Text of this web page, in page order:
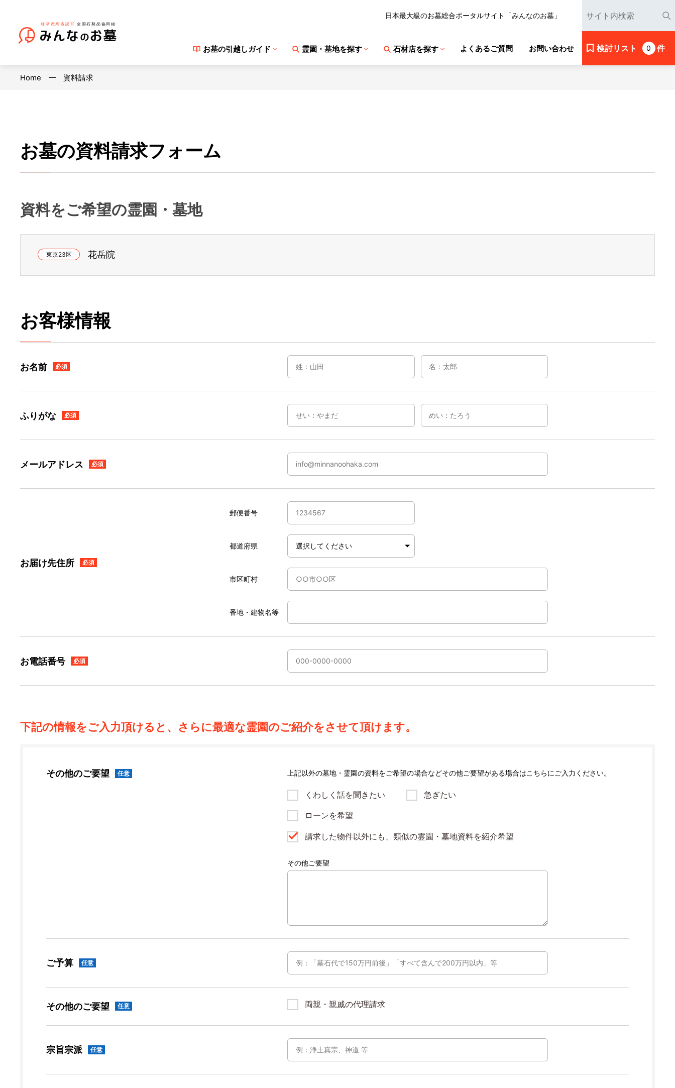
日本最大級のお墓総合ポータルサイト「みんなのお墓」
お墓の引越しガイド 霊園・墓地を探す 石材店を探す よくあるご質問 お問い合わせ 検討リスト 0 件
Home 資料請求
お墓の資料請求フォーム
資料をご希望の霊園・墓地
東京23区 花岳院
お客様情報
お名前 必須
ふりがな 必須
メールアドレス 必須
お届け先住所 必須
郵便番号
都道府県
市区町村
番地・建物名等
お電話番号 必須
下記の情報をご入力頂けると、さらに最適な霊園のご紹介をさせて頂けます。
その他のご要望 任意 上記以外の墓地・霊園の資料をご希望の場合などその他ご要望がある場合はこちらにご入力ください。
くわしく話を聞きたい 急ぎたい
ローンを希望
請求した物件以外にも、類似の霊園・墓地資料を紹介希望
その他ご要望
ご予算 任意
その他のご要望 任意 両親・親戚の代理請求
宗旨宗派 任意